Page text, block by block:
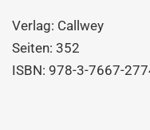
Verlag: Callwey
Seiten: 352
ISBN: 978-3-7667-